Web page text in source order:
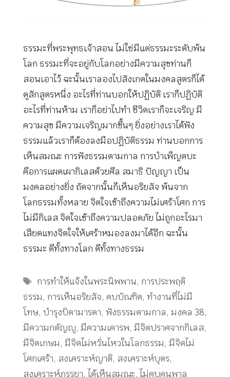
ธรรมะที่พระพุทธเจ้าสอน ไม่ใช่มีแต่ธรรมะระดับพ้น
โลก ธรรมะที่จะอยู่กับโลกอย่างมีความสุขท่านก็
สอนเอาไว้ ฉะนั้นเราลองไปสังเกตในมงคลสูตรก็ได้
ดูสักสูตรหนึ่ง อะไรที่ท่านบอกให้ปฏิบัติ เราก็ปฏิบัติ
อะไรที่ท่านห้าม เราก็อย่าไปทำ ชีวิตเราก็จะเจริญ มี
ความสุข มีความเจริญมากขึ้นๆ ยิ่งอย่างเราได้ฟัง
ธรรมแล้วเราก็ต้องลงมือปฏิบัติธรรม ท่านบอกการ
เห็นสมณะ การฟังธรรมตามกาล การบำเพ็ญตบะ
คือการแผดเผากิเลสด้วยศีล สมาธิ ปัญญา เป็น
มงคลอย่างยิ่ง ถัดจากนั้นก็เห็นอริยสัจ พ้นจาก
โลกธรรมทั้งหลาย จิตใจเข้าถึงความไม่เศร้าโศก การ
ไม่มีกิเลส จิตใจเข้าถึงความปลอดภัย ไม่ถูกอะไรมา
เสียดแทงจิตใจให้เศร้าหมองลงมาได้อีก ฉะนั้น
ธรรมะ ดีทั้งทางโลก ดีทั้งทางธรรม
Tags
การทำให้แจ้งในพระนิพพาน, การประพฤติ
ธรรม, การเห็นอริยสัจ, คบบัณฑิต, ทำงานที่ไม่มี
โทษ, บำรุงบิดามารดา, ฟังธรรมตามกาล, มงคล 38,
มีความกตัญญู, มีความเคารพ, มีจิตปราศจากกิเลส,
มีจิตเกษม, มีจิตไม่หวั่นไหวในโลกธรรม, มีจิตไม่
โศกเศร้า, สงเคราะห์ญาติ, สงเคราะห์บุตร,
สงเคราะห์ภรรยา, ได้เห็นสมณะ, ไม่คบคนพาล